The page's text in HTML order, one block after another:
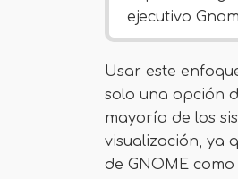
ejecutivo
Usar este
solo una opción
mayoría de los
visualización, ya
de GNOME